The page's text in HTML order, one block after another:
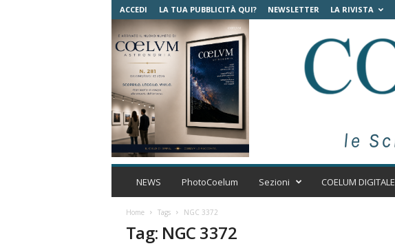
ACCEDI LA TUA PUBBLICITÀ QUI? NEWSLETTER LA RIVISTA
C
NEWS PhotoCoelum Sezioni COELUM DIGITALE
Home Tags NGC 3372
Tag: NGC 3372